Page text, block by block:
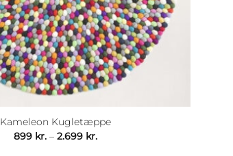
Kameleon Kugletæppe
899 kr. – 2.699 kr.Prisinterval: